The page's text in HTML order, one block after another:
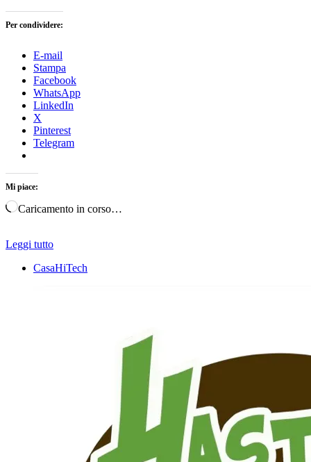
Per condividere:
E-mail
Stampa
Facebook
WhatsApp
LinkedIn
X
Pinterest
Telegram
Mi piace:
Caricamento in corso…
Leggi tutto
CasaHiTech